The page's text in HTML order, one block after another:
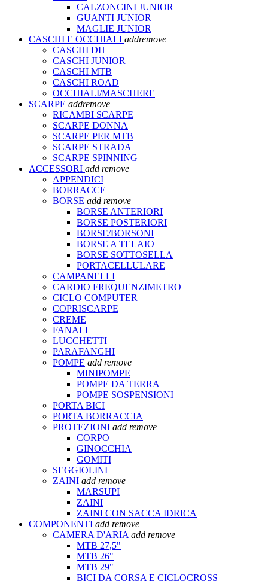
CALZONCINI JUNIOR
GUANTI JUNIOR
MAGLIE JUNIOR
CASCHI E OCCHIALI addremove
CASCHI DH
CASCHI JUNIOR
CASCHI MTB
CASCHI ROAD
OCCHIALI/MASCHERE
SCARPE addremove
RICAMBI SCARPE
SCARPE DONNA
SCARPE PER MTB
SCARPE STRADA
SCARPE SPINNING
ACCESSORI add remove
APPENDICI
BORRACCE
BORSE add remove
BORSE ANTERIORI
BORSE POSTERIORI
BORSE/BORSONI
BORSE A TELAIO
BORSE SOTTOSELLA
PORTACELLULARE
CAMPANELLI
CARDIO FREQUENZIMETRO
CICLO COMPUTER
COPRISCARPE
CREME
FANALI
LUCCHETTI
PARAFANGHI
POMPE add remove
MINIPOMPE
POMPE DA TERRA
POMPE SOSPENSIONI
PORTA BICI
PORTA BORRACCIA
PROTEZIONI add remove
CORPO
GINOCCHIA
GOMITI
SEGGIOLINI
ZAINI add remove
MARSUPI
ZAINI
ZAINI CON SACCA IDRICA
COMPONENTI add remove
CAMERA D'ARIA add remove
MTB 27,5"
MTB 26"
MTB 29"
BICI DA CORSA E CICLOCROSS